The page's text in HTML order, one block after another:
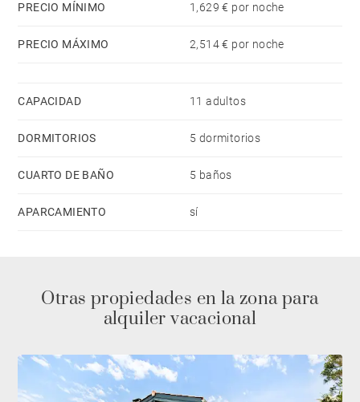
PRECIO MÍNIMO 1,629 € por noche
PRECIO MÁXIMO 2,514 € por noche
CAPACIDAD 11 adultos
DORMITORIOS 5 dormitorios
CUARTO DE BAÑO 5 baños
APARCAMIENTO sí
Otras propiedades en la zona para
alquiler vacacional